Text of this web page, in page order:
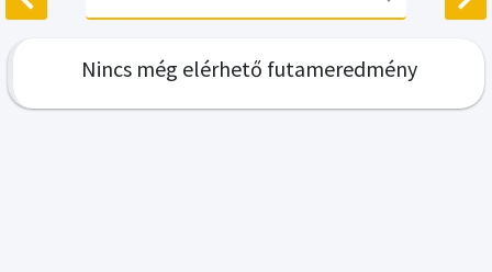
Nincs még elérhető futameredmény